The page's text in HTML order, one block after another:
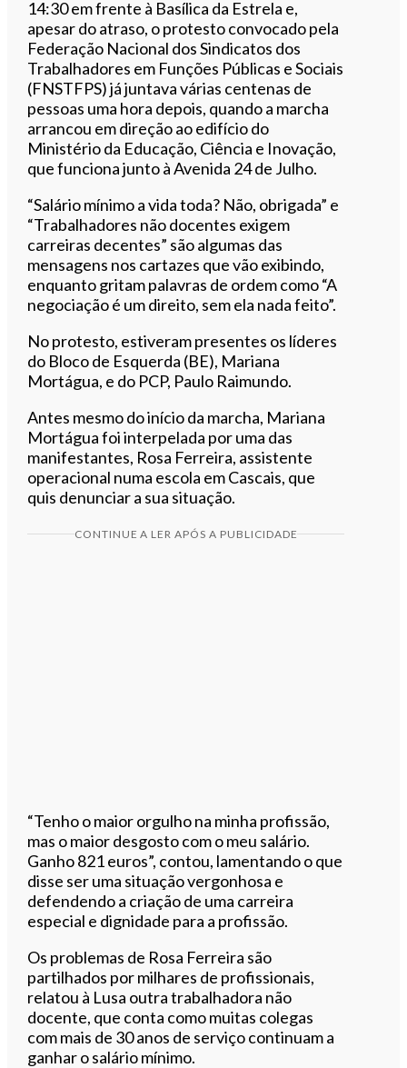
14:30 em frente à Basílica da Estrela e,
apesar do atraso, o protesto convocado pela
Federação Nacional dos Sindicatos dos
Trabalhadores em Funções Públicas e Sociais
(FNSTFPS) já juntava várias centenas de
pessoas uma hora depois, quando a marcha
arrancou em direção ao edifício do
Ministério da Educação, Ciência e Inovação,
que funciona junto à Avenida 24 de Julho.
“Salário mínimo a vida toda? Não, obrigada” e
“Trabalhadores não docentes exigem
carreiras decentes” são algumas das
mensagens nos cartazes que vão exibindo,
enquanto gritam palavras de ordem como “A
negociação é um direito, sem ela nada feito”.
No protesto, estiveram presentes os líderes
do Bloco de Esquerda (BE), Mariana
Mortágua, e do PCP, Paulo Raimundo.
Antes mesmo do início da marcha, Mariana
Mortágua foi interpelada por uma das
manifestantes, Rosa Ferreira, assistente
operacional numa escola em Cascais, que
quis denunciar a sua situação.
CONTINUE A LER APÓS A PUBLICIDADE
“Tenho o maior orgulho na minha profissão,
mas o maior desgosto com o meu salário.
Ganho 821 euros”, contou, lamentando o que
disse ser uma situação vergonhosa e
defendendo a criação de uma carreira
especial e dignidade para a profissão.
Os problemas de Rosa Ferreira são
partilhados por milhares de profissionais,
relatou à Lusa outra trabalhadora não
docente, que conta como muitas colegas
com mais de 30 anos de serviço continuam a
ganhar o salário mínimo.